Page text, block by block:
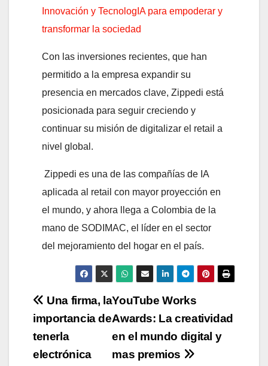
Innovación y TecnologIA para empoderar y
transformar la sociedad
Con las inversiones recientes, que han
permitido a la empresa expandir su
presencia en mercados clave, Zippedi está
posicionada para seguir creciendo y
continuar su misión de digitalizar el retail a
nivel global.
Zippedi es una de las compañías de IA
aplicada al retail con mayor proyección en
el mundo, y ahora llega a Colombia de la
mano de SODIMAC, el líder en el sector
del mejoramiento del hogar en el país.
Navegación
de
entradas
YouTube Works
Awards: La creatividad
en el mundo digital y
mas premios
Una firma, la
importancia de
tenerla
electrónica